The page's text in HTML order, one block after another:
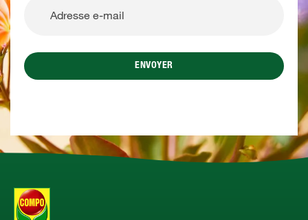
ENVOYER